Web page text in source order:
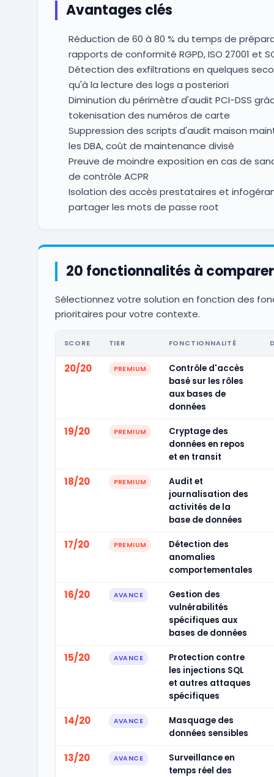
Avantages clés
Réduction de 60 à 80 % du temps de
rapports de conformité RGPD, ISO 27001 et
Détection des exfiltrations en quelques
qu'à la lecture des logs a posteriori
Diminution du périmètre d'audit PCI-DSS
tokenisation des numéros de carte
Suppression des scripts d'audit maison
les DBA, coût de maintenance divisé
Preuve de moindre exposition en cas de
de contrôle ACPR
Isolation des accès prestataires et
partager les mots de passe root
20 fonctionnalités à comparer
Sélectionnez votre solution en fonction des
prioritaires pour votre contexte.
SCORE TIER FONCTIONNALITÉ
20/20 PREMIUM
Contrôle d'accès
basé sur les rôles
aux bases de
données
19/20 PREMIUM
Cryptage des
données en repos
et en transit
18/20 PREMIUM
Audit et
journalisation des
activités de la
base de données
17/20 PREMIUM
Détection des
anomalies
comportementales
16/20 AVANCE
Gestion des
vulnérabilités
spécifiques aux
bases de données
15/20 AVANCE
Protection contre
les injections SQL
et autres attaques
spécifiques
14/20 AVANCE
Masquage des
données sensibles
13/20 AVANCE
Surveillance en
temps réel des